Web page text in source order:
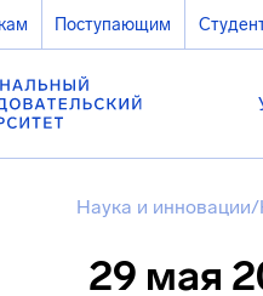
Поступающим
Наука и инновации/
29 мая